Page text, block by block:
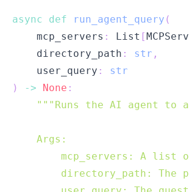
async def run_agent_query (
    mcp_servers
: List [
    directory_path
: str ,
    user_query
:
str
)
-> None :